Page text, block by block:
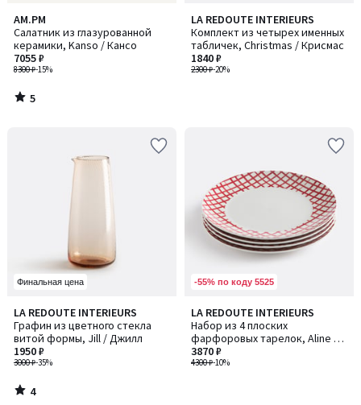
AM.PM
Салатник из глазурованной
керамики, Kanso / Кансо
8300 ₽-15%
7055 ₽
5
/
5
5
/
LA REDOUTE INTERIEURS
Комплект из четырех именных
табличек, Christmas / Крисмас
2300 ₽-20%
1840 ₽
Финальная цена
LA REDOUTE INTERIEURS
Графин из цветного стекла
витой формы, Jill / Джилл
3000 ₽-35%
1950 ₽
4
/
5
4
/
-55% по коду 5525
LA REDOUTE INTERIEURS
Набор из 4 плоских
фарфоровых тарелок, Aline /
Алин
4300 ₽-10%
3870 ₽